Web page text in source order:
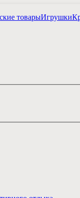
товарыИгрушки